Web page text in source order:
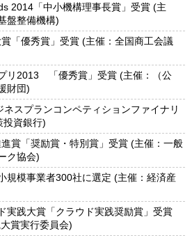
2014「中小機構理事長賞」受賞 (主
盤整備機構)
「優秀賞」受賞 (主催：全国商工会議
リ2013 「優秀賞」受賞 (主催：（公
財団)
スプランコンペティションファイナリ
投資銀行)
賞「奨励賞・特別賞」受賞 (主催：一般
ク協会)
規模事業者300社に選定 (主催：経済産
実践大賞「クラウド実践奨励賞」受賞
賞実行委員会)